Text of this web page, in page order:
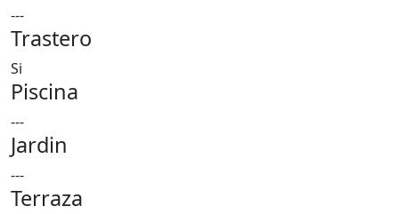
---
Trastero
Si
Piscina
---
Jardin
---
Terraza